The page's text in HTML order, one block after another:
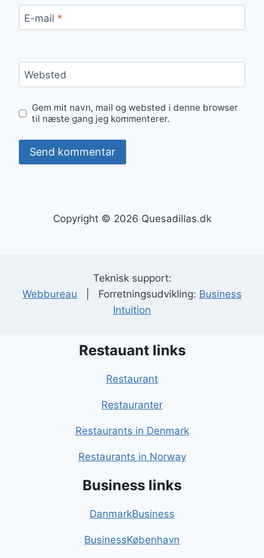
E-mail *
Websted
Gem mit navn, mail og websted i denne browser
til næste gang jeg kommenterer.
Copyright © 2026 Quesadillas.dk
Teknisk support:
Webbureau | Forretningsudvikling: Business
Intuition
Restauant links
Restaurant
Restauranter
Restaurants in Denmark
Restaurants in Norway
Business links
DanmarkBusiness
BusinessKøbenhavn